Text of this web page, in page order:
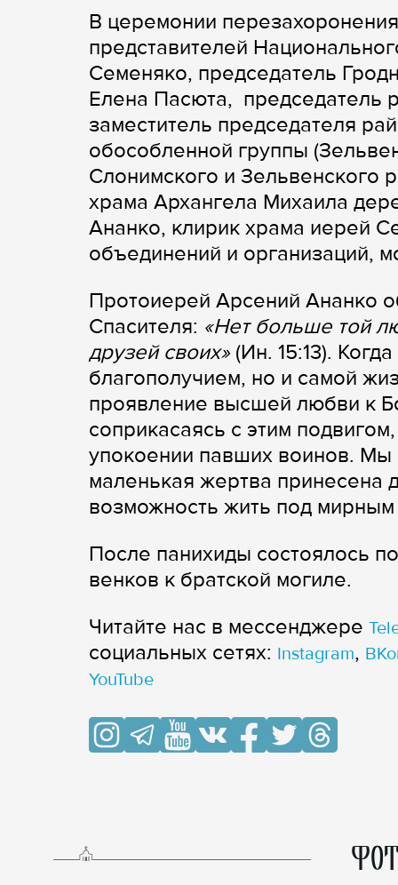
В церемонии
представителей
Семеняко, председатель
Елена Пасюта, председатель
заместитель председателя
обособленной группы
Слонимского и Зельвенского
храма Архангела Михаила
Ананко, клирик храма иерей
объединений и организаций,
Протоиерей Арсений Ананко
Спасителя: «Нет больше той
друзей своих» (Ин. 15:13).
благополучием, но и самой
проявление высшей любви к
соприкасаясь с этим
упокоении павших воинов. Мы
маленькая жертва принесена
возможность жить под
После панихиды состоялось
венков к братской могиле.
Читайте нас в мессенджере
cоциальных сетях: Instagram,
YouTube